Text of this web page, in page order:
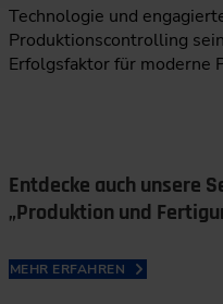
Technologie und
Produktionscontrolling
Erfolgsfaktor für moderne
Entdecke auch unsere
„Produktion und
MEHR ERFAHREN